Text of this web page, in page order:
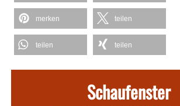
merken teilen
teilen teilen
Schaufenster